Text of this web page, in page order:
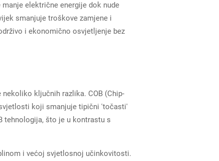
električne energije dok nude
smanjuje troškove zamjene i
i ekonomično osvjetljenje bez
ključnih razlika. COB (Chip-
koji smanjuje tipični 'točasti'
tehnologija, što je u kontrastu s
i većoj svjetlosnoj učinkovitosti.